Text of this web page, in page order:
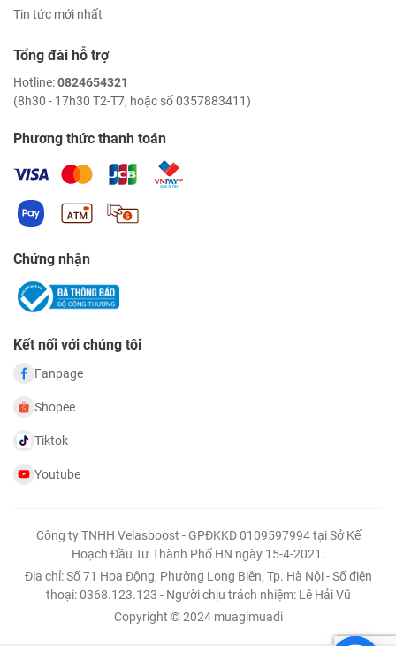
Tin tức mới nhất
Tổng đài hỗ trợ
Hotline:0824654321
(8h30 - 17h30 T2-T7, hoặc số 0357883411)
Phương thức thanh toán
Chứng nhận
Kết nối với chúng tôi
Fanpage
Shopee
Tiktok
Youtube
Công ty TNHH Velasboost - GPĐKKD 0109597994 tại Sở Kế
Hoạch Đầu Tư Thành Phố HN ngày 15-4-2021.
Địa chỉ: Số 71 Hoa Động, Phường Long Biên, Tp. Hà Nội - Số điện
thoại: 0368.123.123 - Người chịu trách nhiệm: Lê Hải Vũ
Copyright © 2024 muagimuadi